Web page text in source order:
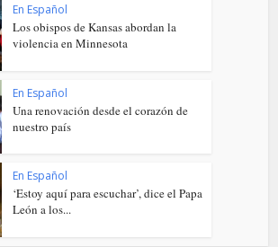
En Español
Los obispos de Kansas abordan la
violencia en Minnesota
En Español
Una renovación desde el corazón de
nuestro país
En Español
‘Estoy aquí para escuchar’, dice el Papa
León a los...